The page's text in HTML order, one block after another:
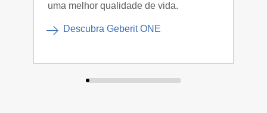
uma melhor qualidade de vida.
Descubra Geberit ONE